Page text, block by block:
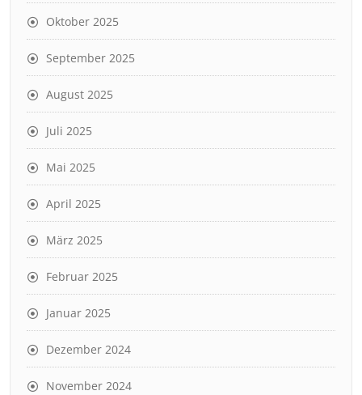
Oktober 2025
September 2025
August 2025
Juli 2025
Mai 2025
April 2025
März 2025
Februar 2025
Januar 2025
Dezember 2024
November 2024